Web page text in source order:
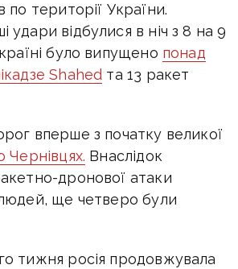
по території України.
удари відбулися в ніч з8 на 9
було випущено понад
Shahed та 13 ракет
вперше з початку великої
Чернівцях. Внаслідок
дронової атаки
ще четверо були
тижня росія продовжувала